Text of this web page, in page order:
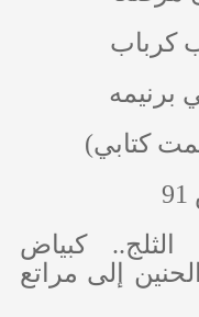
كرباب
برنيمه
كتابي)
كبياض
إلى مراتع